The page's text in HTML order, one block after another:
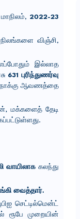
2022-23
விஞ்சி,
இல்லாத
631 புரிந்துணர்வு
ஆவணத்தை
மக்களைத் தேடி
வாயிலாககலந்து
வைத்தார்.
செட்டில்மென்ட்
ரூபே முறையின்